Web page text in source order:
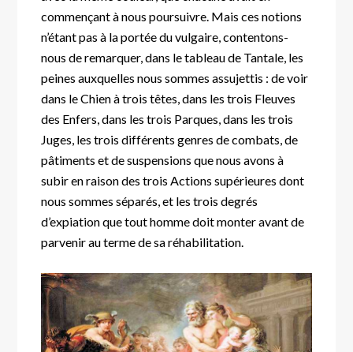
commençant à nous poursuivre. Mais ces notions
n’étant pas à la portée du vulgaire, contentons-
nous de remarquer, dans le tableau de Tantale, les
peines auxquelles nous sommes assujettis : de voir
dans le Chien à trois têtes, dans les trois Fleuves
des Enfers, dans les trois Parques, dans les trois
Juges, les trois différents genres de combats, de
pâtiments et de suspensions que nous avons à
subir en raison des trois Actions supérieures dont
nous sommes séparés, et les trois degrés
d’expiation que tout homme doit monter avant de
parvenir au terme de sa réhabilitation.